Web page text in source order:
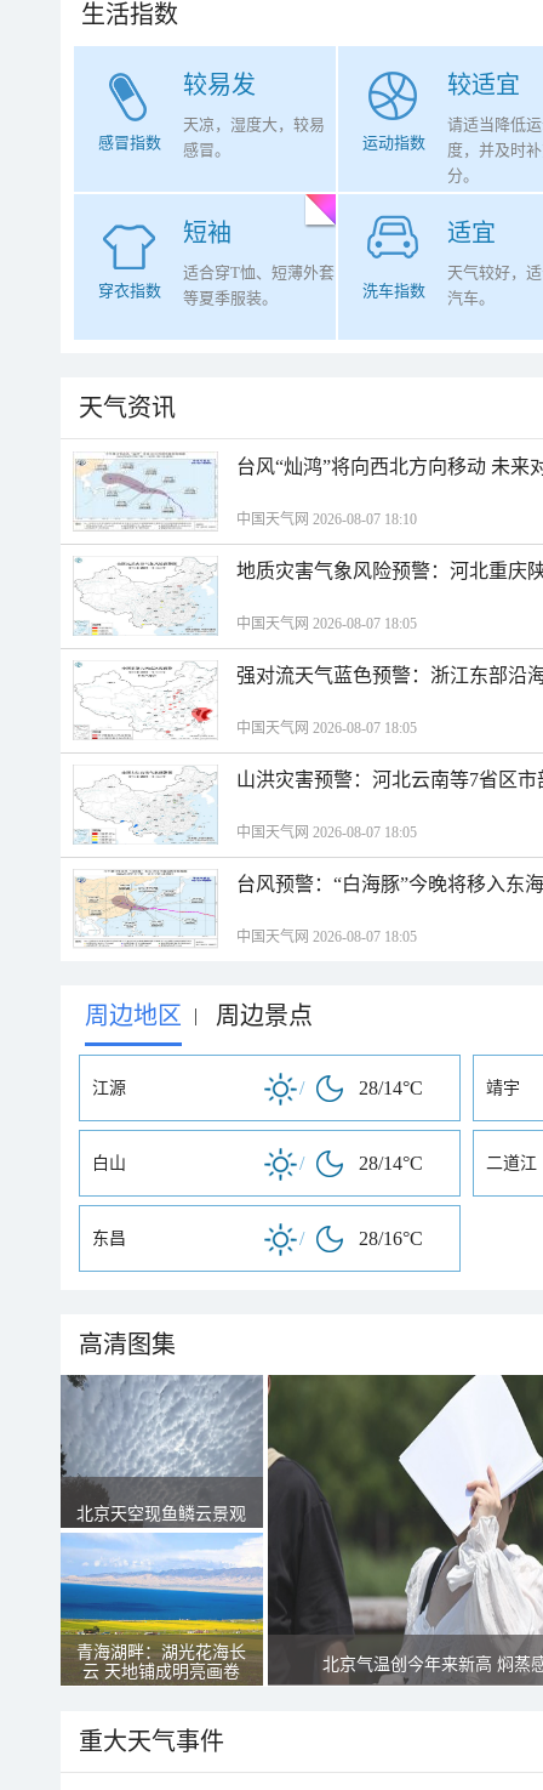
生活指数
较易发
感冒指数
天凉，湿度大，较易
感冒。
较适宜
运动指数
请适当降低
度，并及时
分。
短袖
穿衣指数
适合穿T恤、短薄外套
等夏季服装。
适宜
洗车指数
天气较好，
汽车。
天气资讯
台风“灿鸿”将向西北方向移动 未来
中国天气网 2026-08-07 18:10
地质灾害气象风险预警：河北重庆
中国天气网 2026-08-07 18:05
强对流天气蓝色预警：浙江东部沿
中国天气网 2026-08-07 18:05
山洪灾害预警：河北云南等7省区
中国天气网 2026-08-07 18:05
台风预警：“白海豚”今晚将移入东
中国天气网 2026-08-07 18:05
周边地区 | 周边景点
江源 / 28/14°C 靖宇
白山 / 28/14°C 二道江
东昌 / 28/16°C
高清图集
北京天空现鱼鳞云景观
青海湖畔：湖光花海长
云 天地铺成明亮画卷
北京气温创今年来新高 焖蒸
重大天气事件